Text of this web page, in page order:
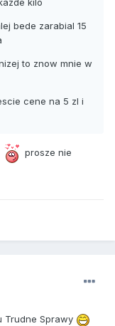
kilo
bede zarabial 15
to znow mnie w
cene na 5 zl i
prosze nie
Trudne Sprawy